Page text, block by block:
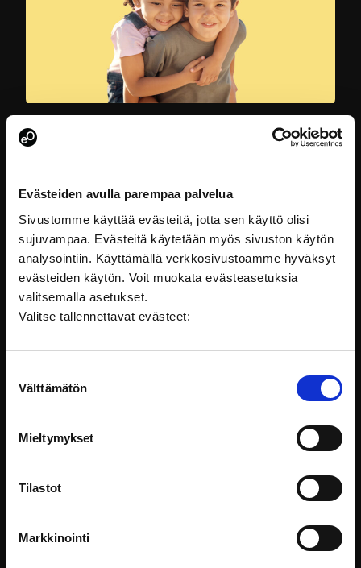
Evästeiden avulla parempaa palvelua
Sivustomme käyttää evästeitä, jotta sen käyttö olisi
sujuvampaa. Evästeitä käytetään myös sivuston käytön
analysointiin. Käyttämällä verkkosivustoamme hyväksyt
evästeiden käytön. Voit muokata evästeasetuksia
valitsemalla asetukset.
Valitse tallennettavat evästeet:
valinta
Välttämätön
Mieltymykset
Tilastot
Markkinointi
Lapsen oikeudet sosiaalihuollossa
Tämä koulutus on osa lapsistrategian
Lapsen oikeudet – Myös haavoittuvassa
asemassa oleva lapsi on elämänsä pääosassa
Tässä koulutuksessa pääset oppimaan, kuinka voit